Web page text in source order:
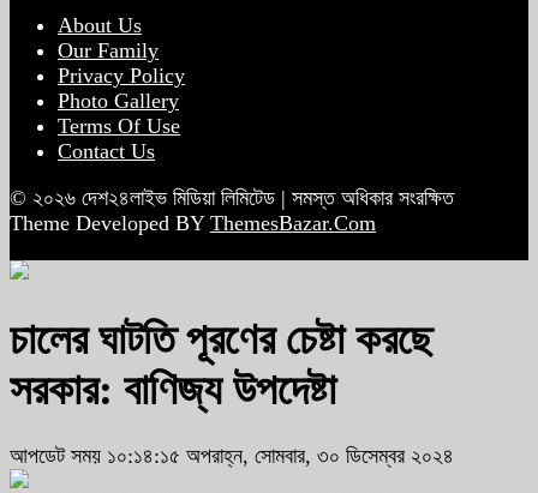
About Us
Our Family
Privacy Policy
Photo Gallery
Terms Of Use
Contact Us
© ২০২৬ দেশ২৪লাইভ মিডিয়া লিমিটেড | সমস্ত অধিকার সংরক্ষিত
Theme Developed BY ThemesBazar.Com
চালের ঘাটতি পূরণের চেষ্টা করছে
সরকার: বাণিজ্য উপদেষ্টা
আপডেট সময় ১০:১৪:১৫ অপরাহ্ন, সোমবার, ৩০ ডিসেম্বর ২০২৪